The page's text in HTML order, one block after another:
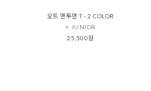
오트 맨투맨 T - 2 COLOR
+ JUNIOR
25,500원